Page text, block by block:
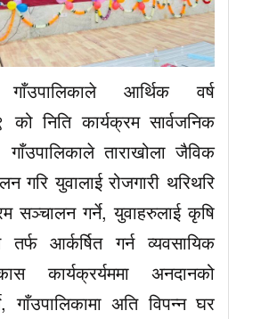
गाँउपालिकाले आर्थिक वर्ष
निति कार्यक्रम सार्वजनिक
ताराखोला जैविक
गरि युवालाई रोजगारी थरिथरि
सञ्चालन गर्ने, युवाहरुलाई कृषि
आर्कर्षित गर्न व्यवसायिक
कार्यक्रर्यममा अनदानको
गाँउपालिकामा अति विपन्न घर